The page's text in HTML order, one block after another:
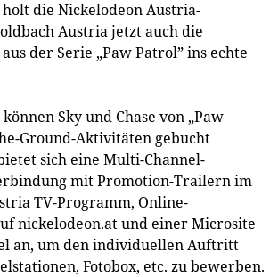
die Nickelodeon Austria-
Austria jetzt auch die
der Serie „Paw Patrol” ins echte
Sky und Chase von „Paw
Ground-Aktivitäten gebucht
sich eine Multi-Channel-
mit Promotion-Trailern im
TV-Programm, Online-
nickelodeon.at und einer Microsite
an, um den individuellen Auftritt
Fotobox, etc. zu bewerben.